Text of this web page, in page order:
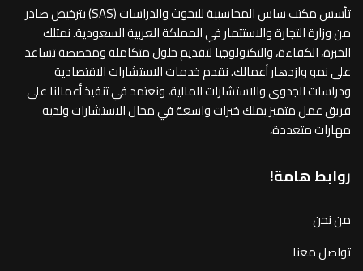
تأسس مكتب ساس المحاسبية للبحوث والدراسات (SAS) بترخيص صادر
من وزارة التجارة والاستثمار في المملكة العربية السعودية. نمتلك
الخبرة، الكفاءة، والتكنولوجيا لتقديم حلول متكاملة ومخصصة تساعد
على نمو وازدهار أعمالك. نقدم خدمات الاستشارات الاقتصادية
ودراسات الجدوى والاستشارات المالية، ونعتمد في تنفيذ أعمالنا على
فريق عمل متميز يملك خبرات واسعة في مجال الاستشارات ولديه
مهارات متعددة،
روابط هامة!
من نحن
تواصل معنا